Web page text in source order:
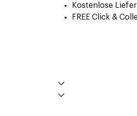
Kostenlose
FREE Click &